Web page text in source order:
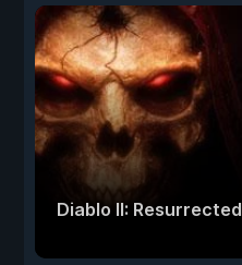
Diablo II: Resurrected